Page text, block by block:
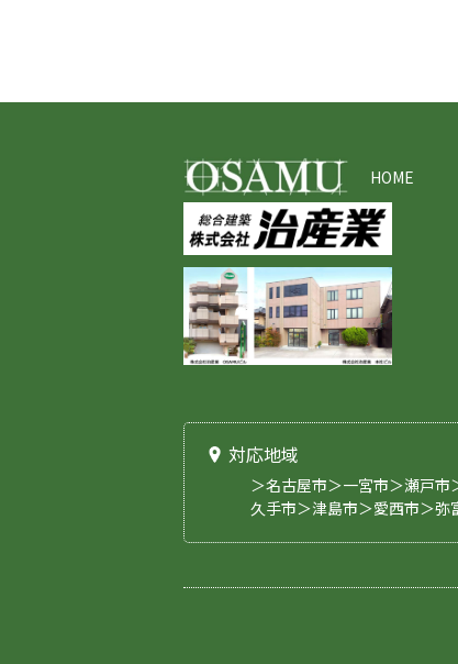
HOME
対応地域
＞名古屋市＞一宮市＞瀬戸
久手市＞津島市＞愛西市＞